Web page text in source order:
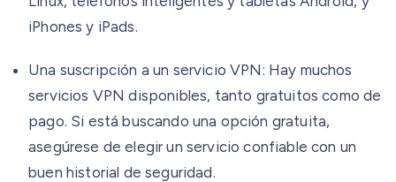
iPhones y iPads.
Una suscripción a un servicio VPN: Hay muchos
servicios VPN disponibles, tanto gratuitos como de
pago. Si está buscando una opción gratuita,
asegúrese de elegir un servicio confiable con un
buen historial de seguridad.